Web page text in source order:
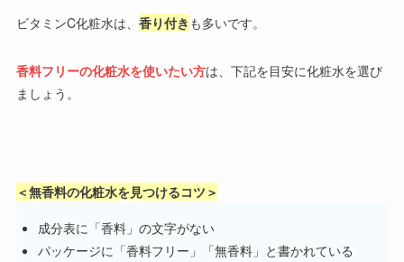
ビタミンC化粧水は、 香り付き も多いです。
香料フリーの化粧水を使いたい方は、下記を目安に化粧水を選び
ましょう。
＜無香料の化粧水を見つけるコツ＞
成分表に「香料」の文字がない
パッケージに「香料フリー」「無香料」と書かれている